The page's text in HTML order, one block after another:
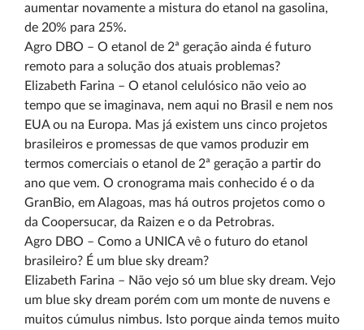
aumentar novamente a mistura do etanol na gasolina,
de 20% para 25%.
Agro DBO – O etanol de 2ª geração ainda é futuro
remoto para a solução dos atuais problemas?
Elizabeth Farina – O etanol celulósico não veio ao
tempo que se imaginava, nem aqui no Brasil e nem nos
EUA ou na Europa. Mas já existem uns cinco projetos
brasileiros e promessas de que vamos produzir em
termos comerciais o etanol de 2ª geração a partir do
ano que vem. O cronograma mais conhecido é o da
GranBio, em Alagoas, mas há outros projetos como o
da Coopersucar, da Raizen e o da Petrobras.
Agro DBO – Como a UNICA vê o futuro do etanol
brasileiro? É um blue sky dream?
Elizabeth Farina – Não vejo só um blue sky dream. Vejo
um blue sky dream porém com um monte de nuvens e
muitos cúmulus nimbus. Isto porque ainda temos muito